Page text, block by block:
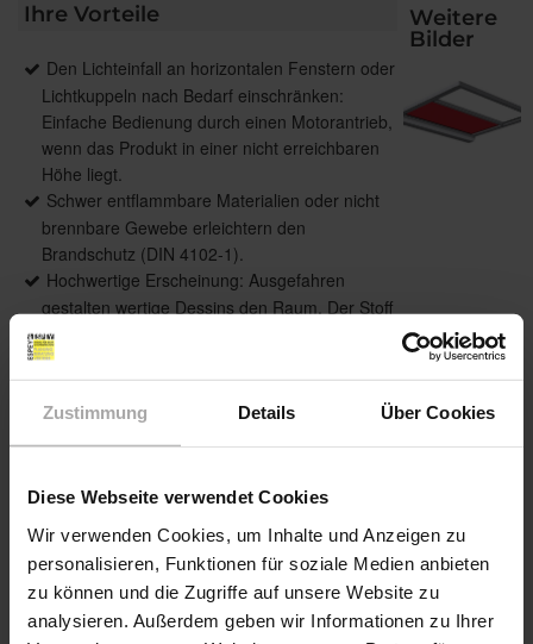
Zustimmung Details Über Cookies
Diese Webseite verwendet Cookies
Wir verwenden Cookies, um Inhalte und Anzeigen zu
personalisieren, Funktionen für soziale Medien anbieten
zu können und die Zugriffe auf unsere Website zu
analysieren. Außerdem geben wir Informationen zu Ihrer
Ihre Vorteile
Den Lichteinfall an horizontalen Fenstern oder
Lichtkuppeln nach Bedarf einschränken:
Einfache Bedienung durch einen Motorantrieb,
wenn das Produkt in einer nicht erreichbaren
Höhe liegt.
Schwer entflammbare Materialien oder nicht
brennbare Gewebe erleichtern den
Brandschutz (DIN 4102-1).
Hochwertige Erscheinung: Ausgefahren
gestalten wertige Dessins den Raum. Der Stoff
wickelt sich innerhalb der Kassette auf und ist
in eingefahrenem Zustand nicht sichtbar.
max. Breite: 3.000 mm
max. Höhe: 4.000 mm
Bedienung: Motor
Führung: Führungsschienen
Anwendungsbereiche: Verdunkelung von
Weitere
Bilder